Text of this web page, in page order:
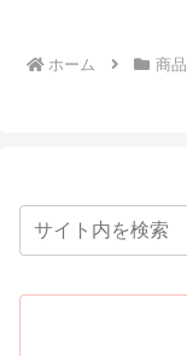
ホーム
商品